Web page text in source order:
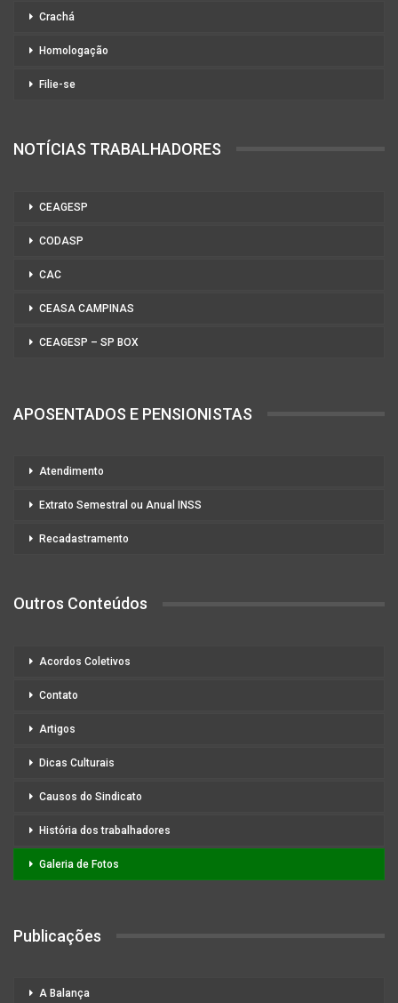
Crachá
Homologação
Filie-se
NOTÍCIAS TRABALHADORES
CEAGESP
CODASP
CAC
CEASA CAMPINAS
CEAGESP – SP BOX
APOSENTADOS E PENSIONISTAS
Atendimento
Extrato Semestral ou Anual INSS
Recadastramento
Outros Conteúdos
Acordos Coletivos
Contato
Artigos
Dicas Culturais
Causos do Sindicato
História dos trabalhadores
Galeria de Fotos
Publicações
A Balança